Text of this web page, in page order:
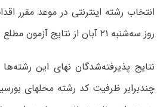
انتخاب رشته اینترنتی در موعد مقرر
روز سه‌شنبه ۲۱ آبان از نتایج آزمون مطلع شوند.
نتایج پذیرفته‌شدگان نهای این
چندبرابر ظرفیت کد رشته محلهای